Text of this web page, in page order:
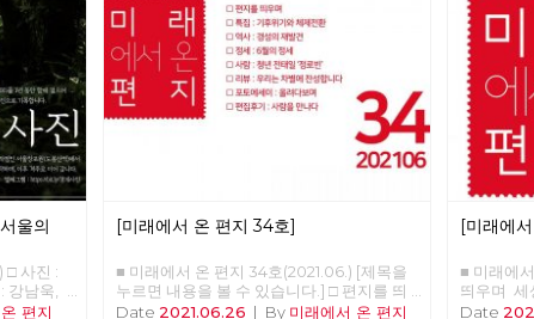
울의
□ 사진 :
강남욱,
, 현린
편지
[미래에서 온 편지 34호]
■ 미래에서 온 편지 34호(2021.06.) [제목을
누르면 내용을 볼 수 있습니다.] □ 편지를 띄
우며 □ 특집 : 기후위기와 체제전환 □ 역사 :
Date 2021.06.26 | By 미래에서 온 편지
[미래에
■ 미래에
띄우며 세
동당의 강
Date